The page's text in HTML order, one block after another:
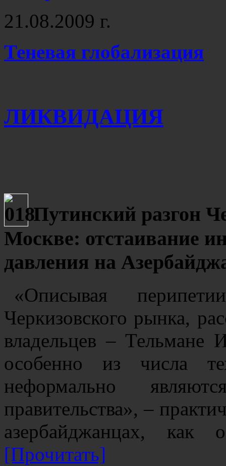
21.08.2009 г.
Теневая глобализация
ЛИКВИДАЦИЯ
Путинский разгон
Москве: отстаивание
давления на
«Описывая
Черкизовского рынка,
владельцев –
особенно из числа
неформально
правительства», –
азербайджанцах,
[Прочитать]